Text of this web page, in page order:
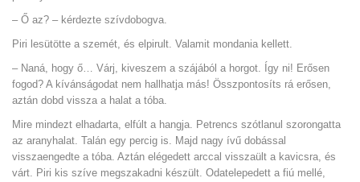
– Ő az? – kérdezte szívdobogva.
Piri lesütötte a szemét, és elpirult. Valamit mondania kellett.
– Naná, hogy ő… Várj, kiveszem a szájából a horgot. Így ni! Erősen
fogod? A kívánságodat nem hallhatja más! Összpontosíts rá erősen,
aztán dobd vissza a halat a tóba.
Mire mindezt elhadarta, elfúlt a hangja. Petrencs szótlanul szorongatta
az aranyhalat. Talán egy percig is. Majd nagy ívű dobással
visszaengedte a tóba. Aztán elégedett arccal visszaült a kavicsra, és
várt. Piri kis szíve megszakadni készült. Odatelepedett a fiú mellé,